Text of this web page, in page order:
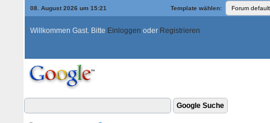
08. August 2026 um 15:21 Template wählen:
Willkommen Gast. Bitte Einloggen oder Registrieren